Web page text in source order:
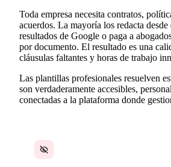
Toda empresa necesita contratos,
acuerdos. La mayoría los redacta
resultados de Google o paga a
por documento. El resultado es una
cláusulas faltantes y horas de trabajo
Las plantillas profesionales resuelven
son verdaderamente accesibles,
conectadas a la plataforma donde